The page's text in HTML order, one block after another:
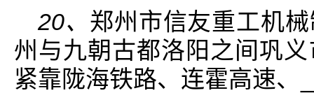
20、 郑州市信友重工机
州与九朝古都洛阳之间巩
紧靠陇海铁路、连霍高速、